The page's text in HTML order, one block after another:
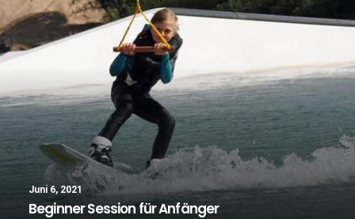
Juni 6, 2021
Beginner Session für Anfänger